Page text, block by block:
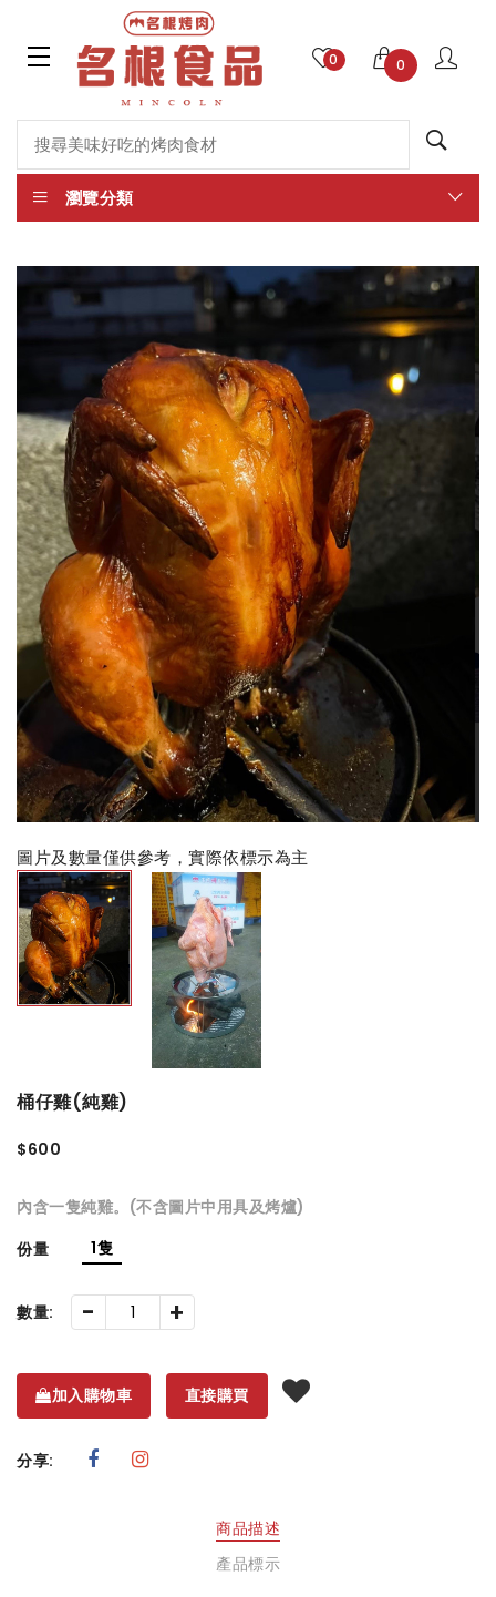
0 0
瀏覽分類
圖片及數量僅供參考，實際依標示為主
桶仔雞(純雞)
$600
內含一隻純雞。(不含圖片中用具及烤爐)
份量
1隻
數量: - +
加入購物車 直接購買
分享:
商品描述
產品標示